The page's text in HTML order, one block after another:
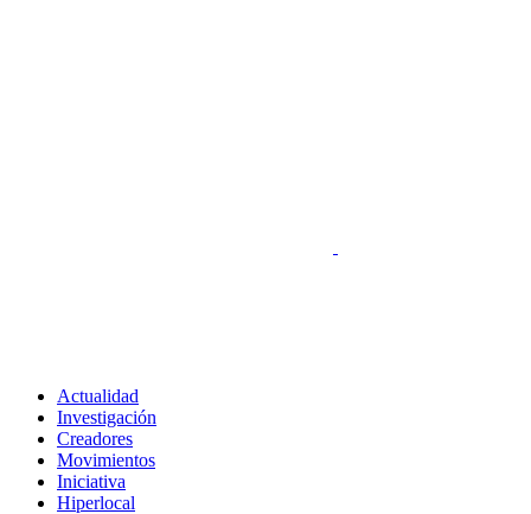
Actualidad
Investigación
Creadores
Movimientos
Iniciativa
Hiperlocal